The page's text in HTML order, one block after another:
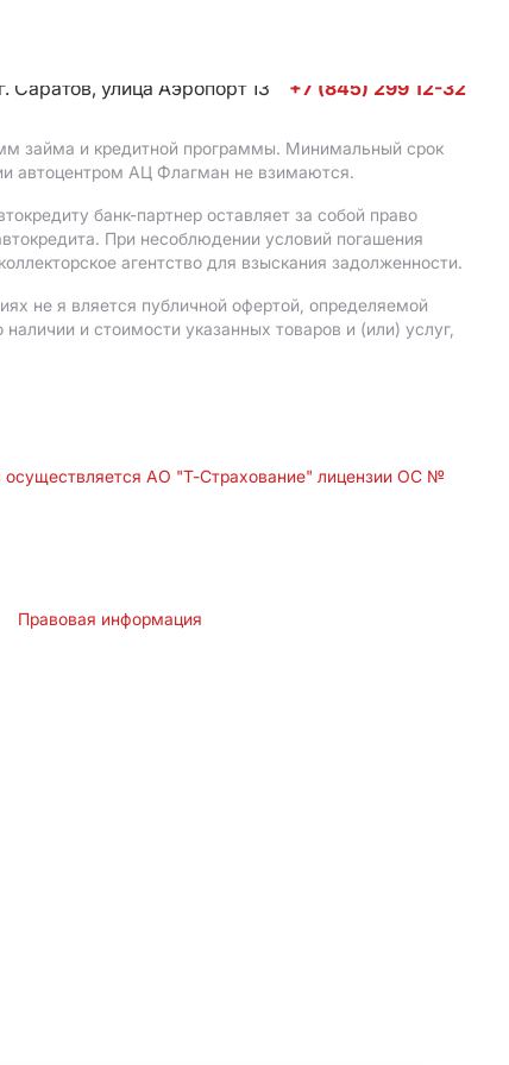
г. Саратов, улица Аэропорт 13
+7 (845) 299 12-32
займа и кредитной программы. Минимальный срок
автоцентром АЦ Флагман не взимаются.
банк-партнер оставляет за собой право
При несоблюдении условий погашения
агентство для взыскания задолженности.
не я вляется публичной офертой, определяемой
и стоимости указанных товаров и (или) услуг,
осуществляется АО "Т-Страхование" лицензии ОС №
Правовая информация